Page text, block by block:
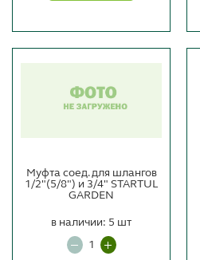
Муфта соед. для шлангов
1/2"(5/8") и 3/4" STARTUL
GARDEN
в наличии: 5 шт